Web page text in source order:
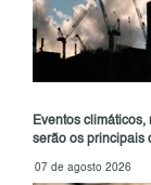
Eventos
serão os principais
07 de agosto 2026